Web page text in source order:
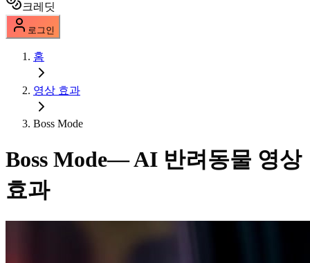
크레딧
로그인
홈
영상 효과
Boss Mode
Boss Mode— AI 반려동물 영상
효과